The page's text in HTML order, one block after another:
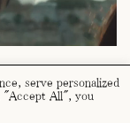
serve personalized
"Accept All", you